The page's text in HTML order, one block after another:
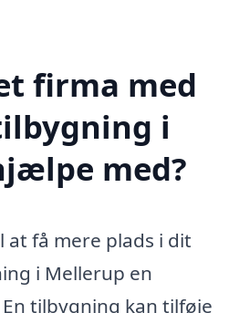
firma med
i
med?
få mere plads i dit
i Mellerup en
tilbygning kan tilføje